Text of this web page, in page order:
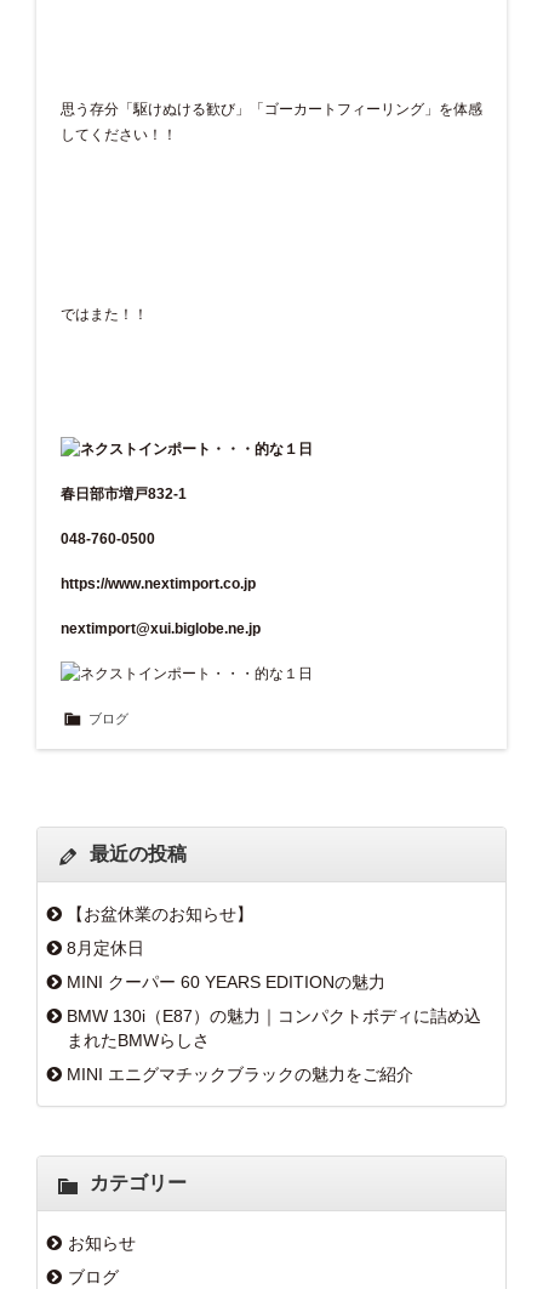
思う存分「駆けぬける歓び」「ゴーカートフィーリング」を体感
してください！！
ではまた！！
春日部市増戸832-1
048-760-0500
https://www.nextimport.co.jp
nextimport@xui.biglobe.ne.jp
ブログ
最近の投稿
【お盆休業のお知らせ】
8月定休日
MINI クーパー 60 YEARS EDITIONの魅力
BMW 130i（E87）の魅力｜コンパクトボディに詰め込
まれたBMWらしさ
MINI エニグマチックブラックの魅力をご紹介
カテゴリー
お知らせ
ブログ